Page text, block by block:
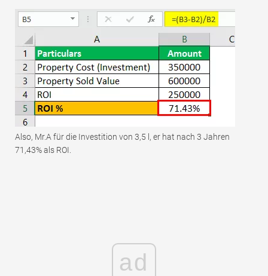
Also, Mr.A für die Investition von 3,5 l, er hat nach 3 Jahren
71,43% als ROI.
ad